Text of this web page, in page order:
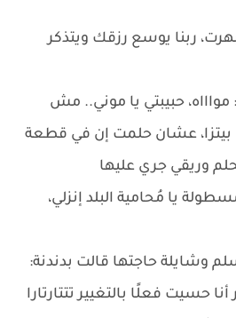
ربنا يوسع رزقك ويتذكر
حبيبتي يا موني.. مش
بيتزا، عشان حلمت إن في قطعة
وريقي جري عليها
يا مُحامية البلد إنزلي،
وشايلة حاجتها قالت بدندنة:
حسيت فعلًا بالتغيير تتتارتارا